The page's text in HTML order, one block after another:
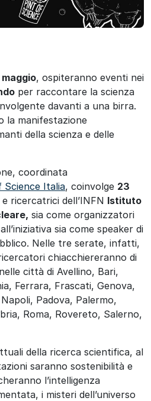
, ospiteranno eventi nei
per raccontare la scienza
davanti a una birra.
la manifestazione
della scienza e delle
coordinata
Science Italia, coinvolge 23
ricercatrici dell’INFN Istituto
sia come organizzatori
sia come speaker di
Nelle tre serate, infatti,
chiacchiereranno di
città di Avellino, Bari,
Ferrara, Frascati, Genova,
Padova, Palermo,
Roma, Rovereto, Salerno,
della ricerca scientifica, al
saranno sostenibilità e
l’intelligenza
i misteri dell’universo